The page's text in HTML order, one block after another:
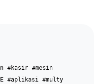
#kasir #mesin
#aplikasi
#multy